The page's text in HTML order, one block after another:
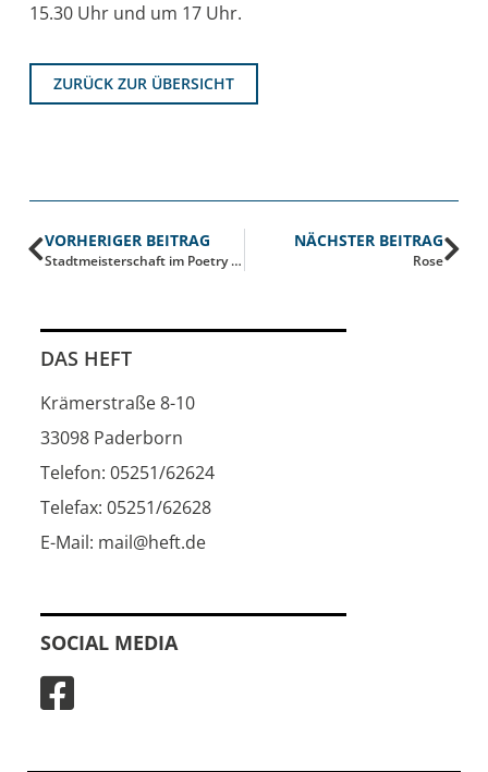
15.30 Uhr und um 17 Uhr.
ZURÜCK ZUR ÜBERSICHT
VORHERIGER BEITRAG
Stadtmeisterschaft im Poetry Slam
NÄCHSTER BEITRAG
Rose
DAS HEFT
Krämerstraße 8-10
33098 Paderborn
Telefon: 05251/62624
Telefax: 05251/62628
E-Mail: mail@heft.de
SOCIAL MEDIA